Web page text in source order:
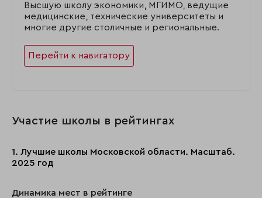
Высшую школу экономики, МГИМО, ведущие
медицинские, технические университеты и
многие другие столичные и региональные.
Перейти к навигатору
Участие школы в рейтингах
1. Лучшие школы Московской области. Масштаб.
2025 год
Динамика мест в рейтинге